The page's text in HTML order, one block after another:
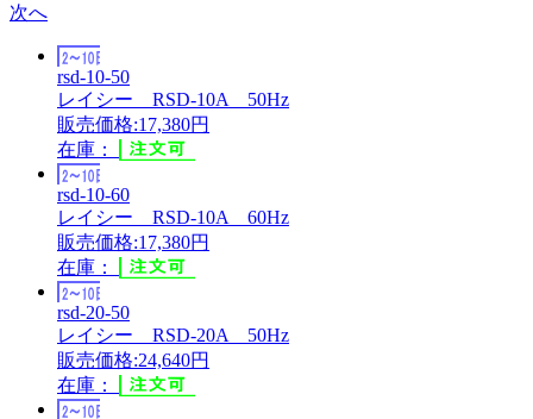
次へ
rsd-10-50
レイシー RSD-10A 50Hz
販売価格:17,380円
在庫：
rsd-10-60
レイシー RSD-10A 60Hz
販売価格:17,380円
在庫：
rsd-20-50
レイシー RSD-20A 50Hz
販売価格:24,640円
在庫：